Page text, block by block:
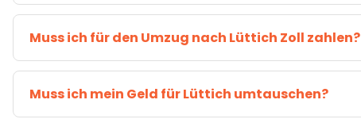
Muss ich für den Umzug nach Lüttich Zoll zahlen?
Muss ich mein Geld für Lüttich umtauschen?